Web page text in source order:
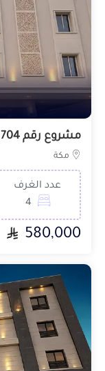
مشروع رقم 704 شقق تمليك الموقع ولي العهد 1
مكة
عدد الغرف
4
580,000